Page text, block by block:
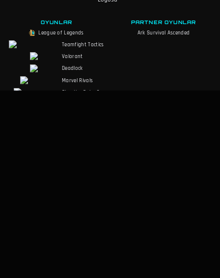
OYUNLAR
League of Legends
Teamfight Tactics
Valorant
Deadlock
Marvel Rivals
Slay the Spire 2
PARTNER OYUNLAR
Ark Survival Ascended